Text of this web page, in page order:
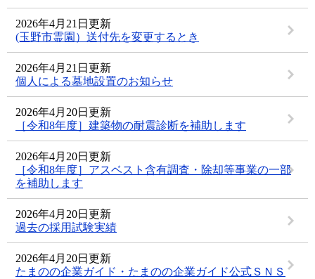
2026年4月21日更新
(玉野市霊園）送付先を変更するとき
2026年4月21日更新
個人による墓地設置のお知らせ
2026年4月20日更新
［令和8年度］建築物の耐震診断を補助します
2026年4月20日更新
［令和8年度］アスベスト含有調査・除却等事業の一部
を補助します
2026年4月20日更新
過去の採用試験実績
2026年4月20日更新
たまのの企業ガイド・たまのの企業ガイド公式ＳＮＳ